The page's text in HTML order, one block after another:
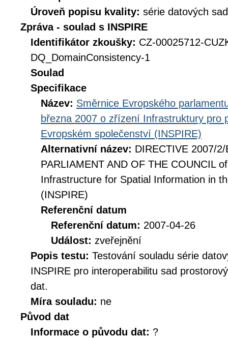
Úroveň popisu kvality: série datových sad
Zpráva - soulad s INSPIRE
Identifikátor zkoušky: CZ-00025712-
DQ_DomainConsistency-1
Soulad
Specifikace
Název: Směrnice Evropského
března 2007 o zřízení Infrastruktury pro
Evropském společenství (INSPIRE)
Alternativní název: DIRECTIVE 2007/
PARLIAMENT AND OF THE COUNCIL
Infrastructure for Spatial Information in
(INSPIRE)
Referenční datum
Referenční datum: 2007-04-26
Událost: zveřejnění
Popis testu: Testování souladu série
INSPIRE pro interoperabilitu sad
dat.
Míra souladu: ne
Původ dat
Informace o původu dat: ?